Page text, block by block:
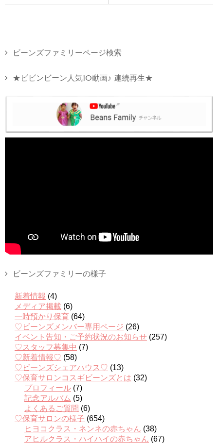
ビーンズファミリーページ検索
★ビビンビーン人気10動画♪ 連続再生★
ビーンズファミリーの様子
新着情報 (4)
メディア掲載 (6)
一時預かり保育 (64)
♡ビーンズメンバー専用ページ (26)
イベント告知・ご予約状況のお知らせ (257)
♡スタッフ募集中 (7)
♡新着情報♡ (58)
♡ビーンズシェアハウス♡ (13)
♡保育サロンコスギビーンズとは (32)
プロフィール (7)
記念アルバム (5)
よくあるご質問 (6)
♡保育サロンの様子 (654)
ヒヨコクラス・ネンネの赤ちゃん (38)
アヒルクラス・ハイハイの赤ちゃん (67)